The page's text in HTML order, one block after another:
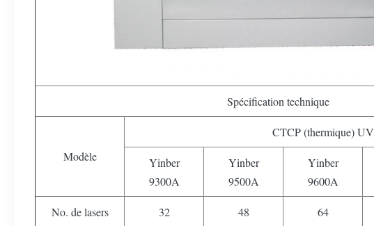
Spécification technique
Modèle
CTCP (thermique) UV
Yinber
9300A
Yinber
9500A
Yinber
9600A
No. de lasers 32 48 64